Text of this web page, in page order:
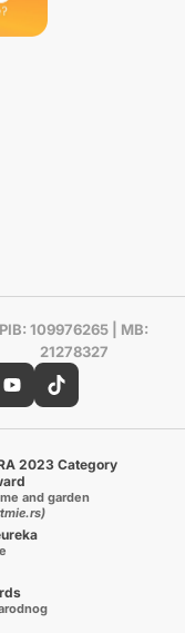
PIB: 109976265 | MB:
21278327
2023 Category
and garden